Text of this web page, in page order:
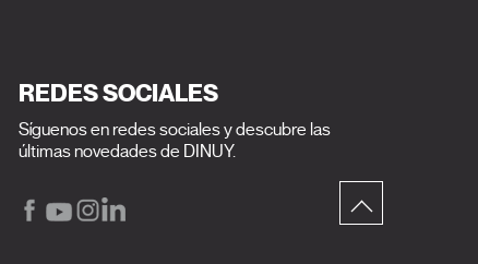
REDES SOCIALES
Síguenos en redes sociales y descubre las
últimas novedades de DINUY.